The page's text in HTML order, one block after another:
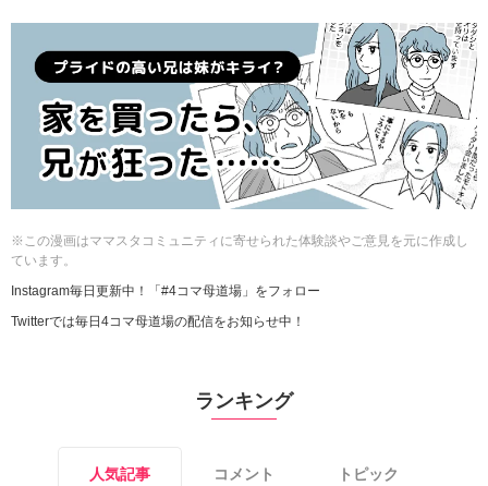
※この漫画はママスタコミュニティに寄せられた体験談やご意見を元に作成し
ています。
Instagram毎日更新中！「#4コマ母道場」をフォロー
Twitterでは毎日4コマ母道場の配信をお知らせ中！
ランキング
人気記事 コメント トピック